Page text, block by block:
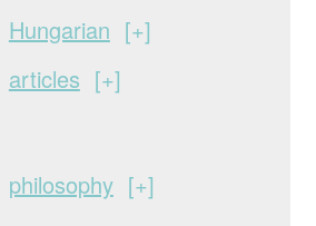
Hungarian
+
articles +
philosophy +